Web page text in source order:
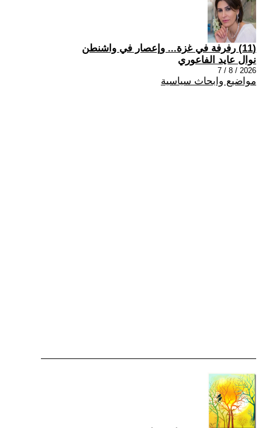
(11) رفرفة في غزة... وإعصار في واشنطن
نوال عايد الفاعوري
2026 / 8 / 7
مواضيع وابحاث سياسية